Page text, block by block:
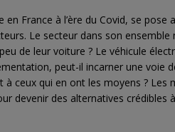
France à l’ère du Covid, se pose
Le secteur dans son ensemble
de leur voiture ? Le véhicule
peut-il incarner une voie
à ceux qui en ont les moyens ? Les
devenir des alternatives crédibles